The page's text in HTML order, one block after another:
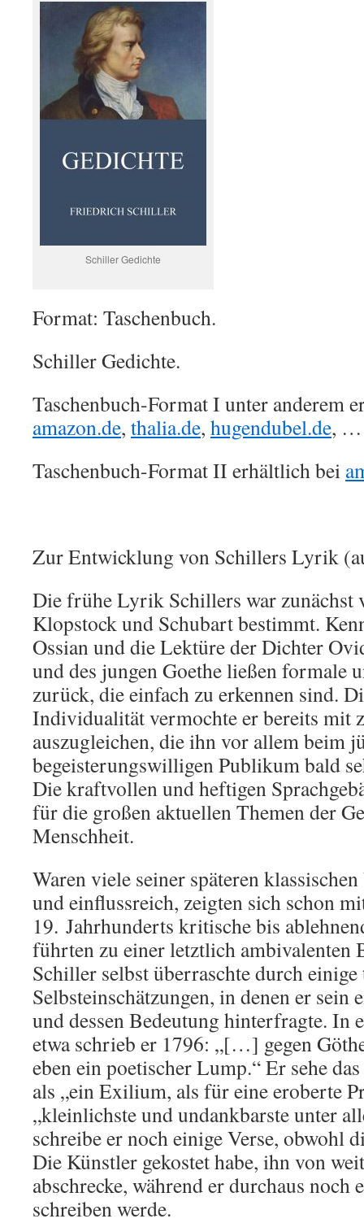
Schiller Gedichte
Format: Taschenbuch.
Schiller Gedichte.
Taschenbuch-Format I unter anderem
amazon.de, thalia.de, hugendubel.de, …
Taschenbuch-Format II erhältlich bei
Zur Entwicklung von Schillers Lyrik
Die frühe Lyrik Schillers war zunächst
Klopstock und Schubart bestimmt.
Ossian und die Lektüre der Dichter
und des jungen Goethe ließen formale
zurück, die einfach zu erkennen sind.
Individualität vermochte er bereits mit
auszugleichen, die ihn vor allem beim
begeisterungswilligen Publikum bald
Die kraftvollen und heftigen
für die großen aktuellen Themen der
Menschheit.
Waren viele seiner späteren
und einflussreich, zeigten sich schon
19. Jahrhunderts kritische bis
führten zu einer letztlich ambivalenten
Schiller selbst überraschte durch
Selbsteinschätzungen, in denen er sein
und dessen Bedeutung hinterfragte. In
etwa schrieb er 1796: „[…] gegen
eben ein poetischer Lump.“ Er sehe
als „ein Exilium, als für eine eroberte
„kleinlichste und undankbarste unter
schreibe er noch einige Verse, obwohl
Die Künstler gekostet habe, ihn von
abschrecke, während er durchaus noch
schreiben werde.